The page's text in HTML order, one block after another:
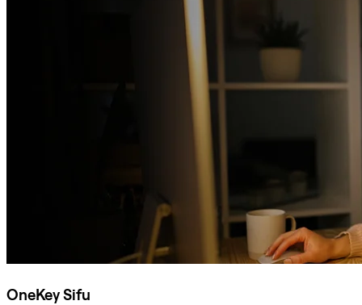
OneKey Sifu